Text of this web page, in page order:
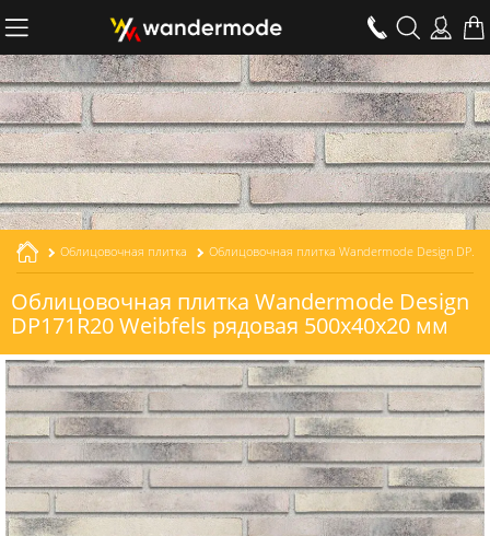
Облицовочная плитка Облицовочная плитка Wandermode Design DP171R20 Weibfels рядовая толщиной 20 мм
Облицовочная плитка Wandermode Design
DP171R20 Weibfels рядовая 500x40x20 мм